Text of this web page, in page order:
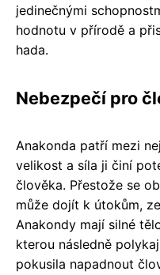
jedinečnými
hodnotu v přírodě a
hada.
Nebezpečí pro
Anakonda patří mezi
velikost a síla ji činí
člověka. Přestože se
může dojít k útokům,
Anakondy mají silné
kterou následně
pokusila napadnout